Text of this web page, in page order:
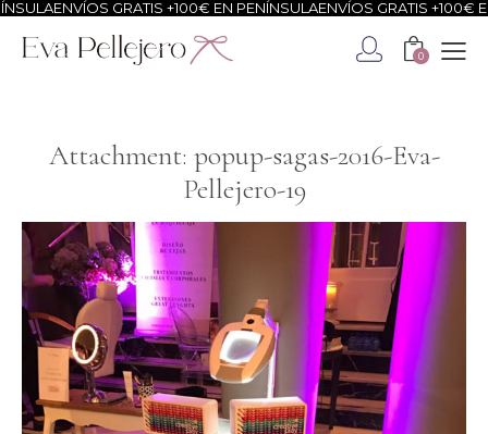
ENVÍOS GRATIS +100€ EN PENÍNSULAENVÍOS GRATIS +100€ EN
0
Attachment: popup-sagas-2016-Eva-
Pellejero-19